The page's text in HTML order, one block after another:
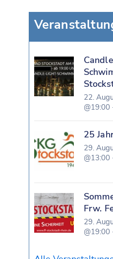
22.
@19:00
25
29.
@13:00
Frw.
29.
@19:00